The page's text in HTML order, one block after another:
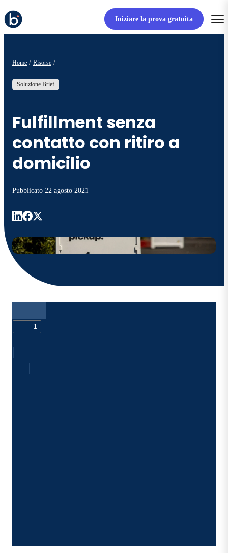
Iniziare la prova gratuita
Home Risorse
Soluzione Brief
Fulfillment senza
contatto con ritiro a
domicilio
Pubblicato 22 agosto 2021